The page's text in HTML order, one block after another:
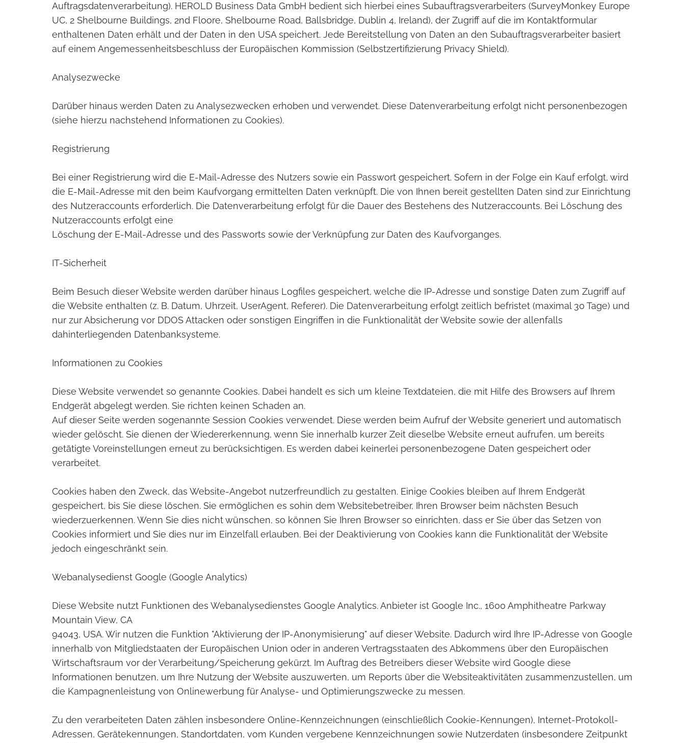
Auftragsdatenverarbeitung). HEROLD Business Data GmbH bedient sich hierbei eines Subauftragsverarbeiters (SurveyMonkey Europe
UC, 2 Shelbourne Buildings, 2nd Floore, Shelbourne Road, Ballsbridge, Dublin 4, Ireland), der Zugriff auf die im Kontaktformular
enthaltenen Daten erhält und der Daten in den USA speichert. Jede Bereitstellung von Daten an den Subauftragsverarbeiter basiert
auf einem Angemessenheitsbeschluss der Europäischen Kommission (Selbstzertifizierung Privacy Shield).
Analysezwecke
Darüber hinaus werden Daten zu Analysezwecken erhoben und verwendet. Diese Datenverarbeitung erfolgt nicht personenbezogen
(siehe hierzu nachstehend Informationen zu Cookies).
Registrierung
Bei einer Registrierung wird die E-Mail-Adresse des Nutzers sowie ein Passwort gespeichert. Sofern in der Folge ein Kauf erfolgt, wird
die E-Mail-Adresse mit den beim Kaufvorgang ermittelten Daten verknüpft. Die von Ihnen bereit gestellten Daten sind zur Einrichtung
des Nutzeraccounts erforderlich. Die Datenverarbeitung erfolgt für die Dauer des Bestehens des Nutzeraccounts. Bei Löschung des
Nutzeraccounts erfolgt eine
Löschung der E-Mail-Adresse und des Passworts sowie der Verknüpfung zur Daten des Kaufvorganges.
IT-Sicherheit
Beim Besuch dieser Website werden darüber hinaus Logfiles gespeichert, welche die IP-Adresse und sonstige Daten zum Zugriff auf
die Website enthalten (z. B. Datum, Uhrzeit, UserAgent, Referer). Die Datenverarbeitung erfolgt zeitlich befristet (maximal 30 Tage) und
nur zur Absicherung vor DDOS Attacken oder sonstigen Eingriffen in die Funktionalität der Website sowie der allenfalls
dahinterliegenden Datenbanksysteme.
Informationen zu Cookies
Diese Website verwendet so genannte Cookies. Dabei handelt es sich um kleine Textdateien, die mit Hilfe des Browsers auf Ihrem
Endgerät abgelegt werden. Sie richten keinen Schaden an.
Auf dieser Seite werden sogenannte Session Cookies verwendet. Diese werden beim Aufruf der Website generiert und automatisch
wieder gelöscht. Sie dienen der Wiedererkennung, wenn Sie innerhalb kurzer Zeit dieselbe Website erneut aufrufen, um bereits
getätigte Voreinstellungen erneut zu berücksichtigen. Es werden dabei keinerlei personenbezogene Daten gespeichert oder
verarbeitet.
Cookies haben den Zweck, das Website-Angebot nutzerfreundlich zu gestalten. Einige Cookies bleiben auf Ihrem Endgerät
gespeichert, bis Sie diese löschen. Sie ermöglichen es sohin dem Websitebetreiber, Ihren Browser beim nächsten Besuch
wiederzuerkennen. Wenn Sie dies nicht wünschen, so können Sie Ihren Browser so einrichten, dass er Sie über das Setzen von
Cookies informiert und Sie dies nur im Einzelfall erlauben. Bei der Deaktivierung von Cookies kann die Funktionalität der Website
jedoch eingeschränkt sein.
Webanalysedienst Google (Google Analytics)
Diese Website nutzt Funktionen des Webanalysedienstes Google Analytics. Anbieter ist Google Inc., 1600 Amphitheatre Parkway
Mountain View, CA
94043, USA. Wir nutzen die Funktion "Aktivierung der IP-Anonymisierung" auf dieser Website. Dadurch wird Ihre IP-Adresse von Google
innerhalb von Mitgliedstaaten der Europäischen Union oder in anderen Vertragsstaaten des Abkommens über den Europäischen
Wirtschaftsraum vor der Verarbeitung/Speicherung gekürzt. Im Auftrag des Betreibers dieser Website wird Google diese
Informationen benutzen, um Ihre Nutzung der Website auszuwerten, um Reports über die Websiteaktivitäten zusammenzustellen, um
die Kampagnenleistung von Onlinewerbung für Analyse- und Optimierungszwecke zu messen.
Zu den verarbeiteten Daten zählen insbesondere Online-Kennzeichnungen (einschließlich Cookie-Kennungen), Internet-Protokoll-
Adressen, Gerätekennungen, Standortdaten, vom Kunden vergebene Kennzeichnungen sowie Nutzerdaten (insbesondere Zeitpunkt